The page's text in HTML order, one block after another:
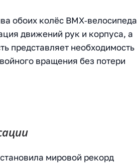
обоих колёс BMX‑велосипеда
движений рук и корпуса, а
представляет необходимость
вращения без потери
мировой рекорд